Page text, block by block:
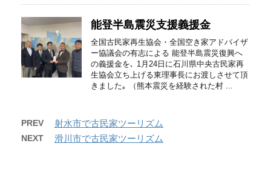
能登半島震災支援義援金
全国古民家再生協会・全国空き家アドバイザ
ー協議会の有志による 能登半島震災復興へ
の義援金を､ 1月24日に石川県中央古民家再
生協会立ち上げる東理事長にお渡しさせて頂
きました｡ （熊本震災を経験された村 ...
PREV 射水市で古民家ツーリズム
NEXT 滑川市で古民家ツーリズム